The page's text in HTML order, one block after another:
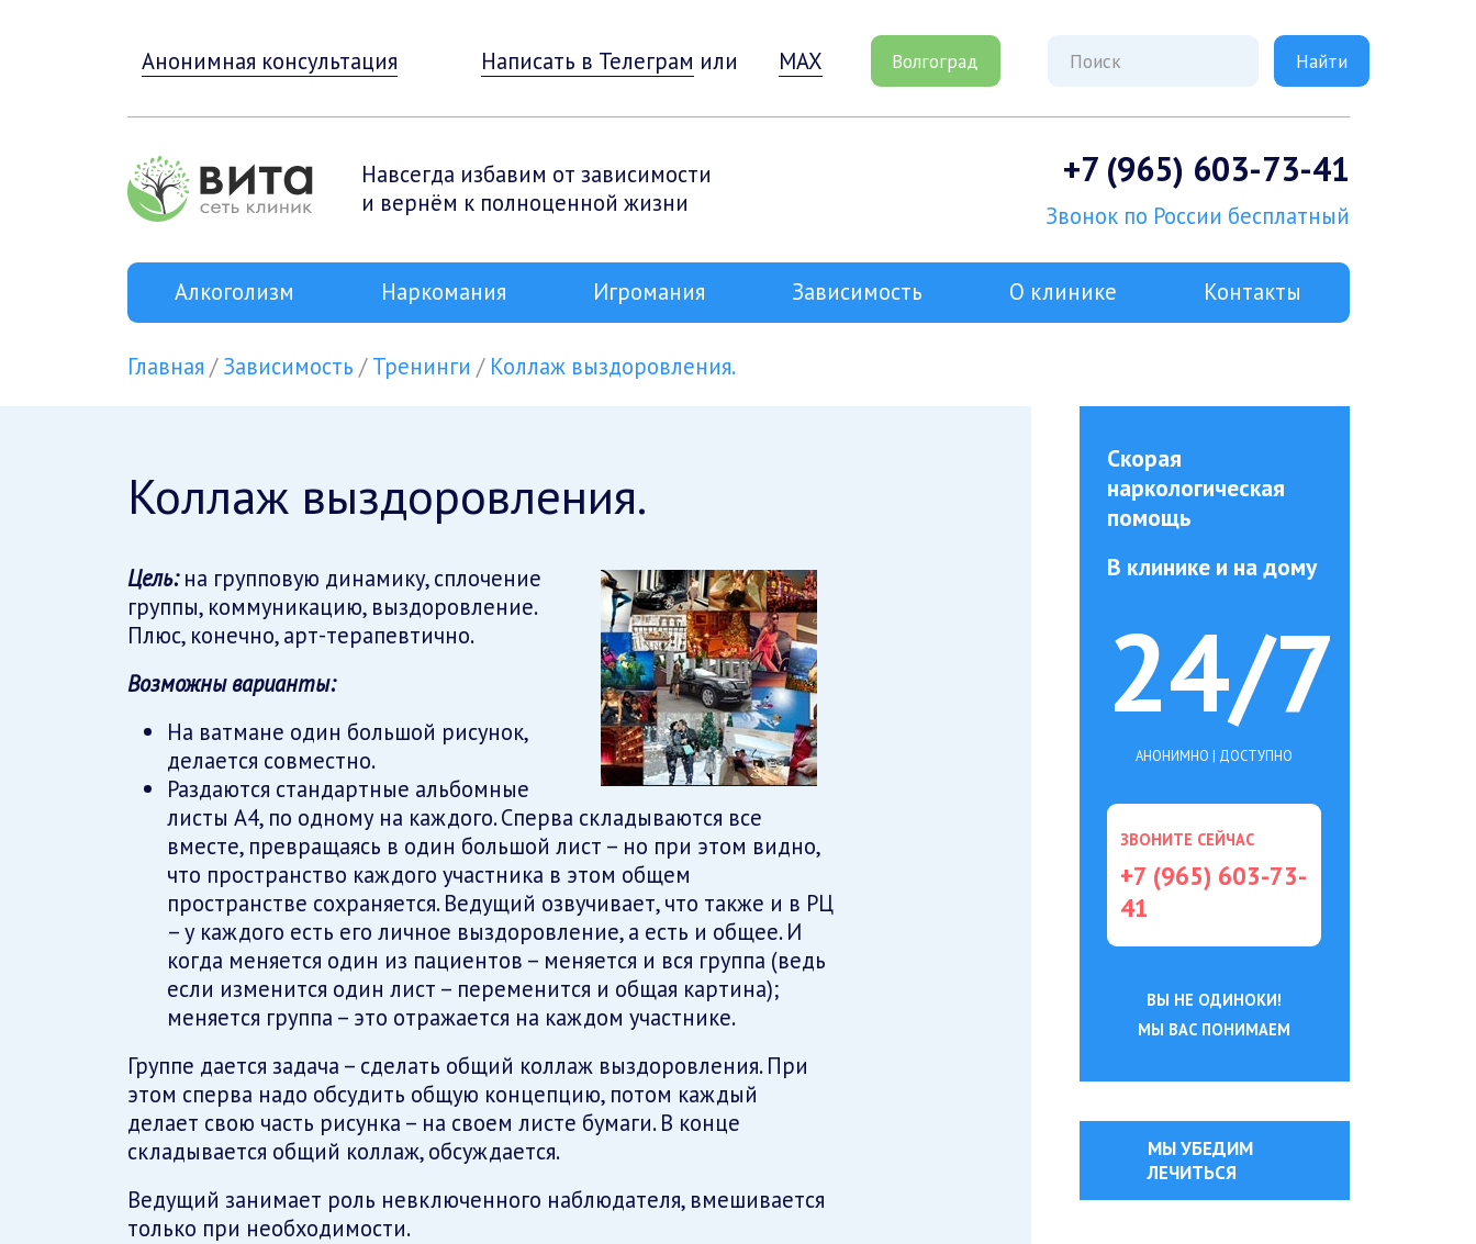
Анонимная консультация Написать в Телеграм или MAX Волгоград
Навсегда избавим от зависимости
и вернём к полноценной жизни
+7 (965) 603-73-41
Звонок по России бесплатный
Алкоголизм Наркомания Игромания Зависимость О клинике Контакты
Главная Зависимость Тренинги Коллаж выздоровления.
Коллаж выздоровления.
Цель:на групповую динамику, сплочение
группы, коммуникацию, выздоровление.
Плюс, конечно, арт-терапевтично.
Возможны варианты:
На ватмане один большой рисунок,
делается совместно.
Раздаются стандартные альбомные
листы А4, по одному на каждого. Сперва складываются все
вместе, превращаясь в один большой лист – но при этом видно,
что пространство каждого участника в этом общем
пространстве сохраняется. Ведущий озвучивает, что также и в РЦ
– у каждого есть его личное выздоровление, а есть и общее. И
когда меняется один из пациентов – меняется и вся группа (ведь
если изменится один лист – переменится и общая картина);
меняется группа – это отражается на каждом участнике.
Группе дается задача – сделать общий коллаж выздоровления. При
этом сперва надо обсудить общую концепцию, потом каждый
делает свою часть рисунка – на своем листе бумаги. В конце
складывается общий коллаж, обсуждается.
Ведущий занимает роль невключенного наблюдателя, вмешивается
только при необходимости.
Скорая
наркологическая
помощь
В клинике и на дому
24/7
АНОНИМНО | ДОСТУПНО
ЗВОНИТЕ СЕЙЧАС
+7 (965) 603-73-
41
ВЫ НЕ ОДИНОКИ!
МЫ ВАС ПОНИМАЕМ
МЫ УБЕДИМ
ЛЕЧИТЬСЯ